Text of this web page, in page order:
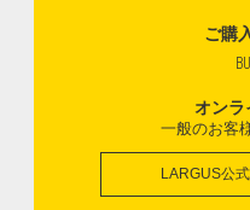
ご購
オンラ
一般のお客
LARGUS公